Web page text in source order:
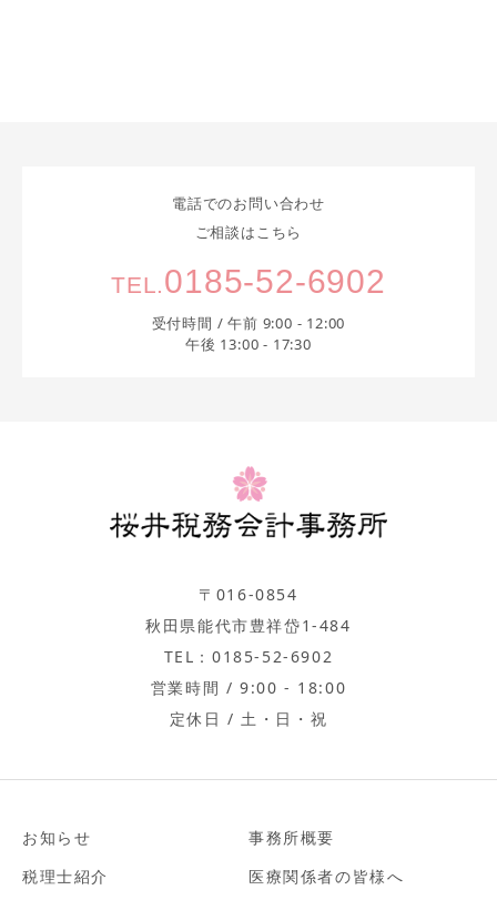
電話でのお問い合わせ
ご相談はこちら
TEL.0185-52-6902
受付時間 / 午前 9:00 - 12:00
午後 13:00 - 17:30
〒016-0854
秋田県能代市豊祥岱1-484
TEL：0185-52-6902
営業時間 / 9:00 - 18:00
定休日 / 土・日・祝
お知らせ
事務所概要
税理士紹介
医療関係者の皆様へ